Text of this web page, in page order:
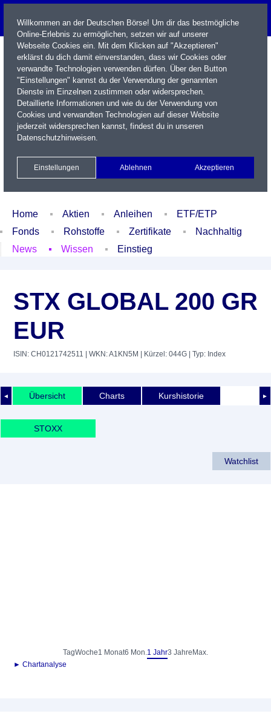
Name / WKN / ISIN / Kürzel
Xetra Realtime
Watchlist Portfolio Login
Home Aktien Anleihen
ETF/ETP
Fonds
Rohstoffe Zertifikate
Nachhaltig
News
Wissen Einstieg
STX GLOBAL 200 GR
EUR
ISIN: CH0121742511 | WKN: A1KN5M | Kürzel: 044G | Typ: Index
◄ ►
Übersicht Charts Kurshistorie
STOXX
Watchlist
TagWoche1 Monat6 Mon.1 Jahr3 Jahre Max.
► Chartanalyse
Willkommen an der Deutschen Börse! Um dir das bestmögliche
Online-Erlebnis zu ermöglichen, setzen wir auf unserer
Webseite Cookies ein. Mit dem Klicken auf "Akzeptieren"
erklärst du dich damit einverstanden, dass wir Cookies oder
verwandte Technologien verwenden dürfen. Über den Button
"Einstellungen" kannst du der Verwendung der genannten
Dienste im Einzelnen zustimmen oder widersprechen.
Detaillierte Informationen und wie du der Verwendung von
Cookies und verwandten Technologien auf dieser Website
jederzeit widersprechen kannst, findest du in unseren
Datenschutzhinweisen.
Einstellungen Ablehnen Akzeptieren